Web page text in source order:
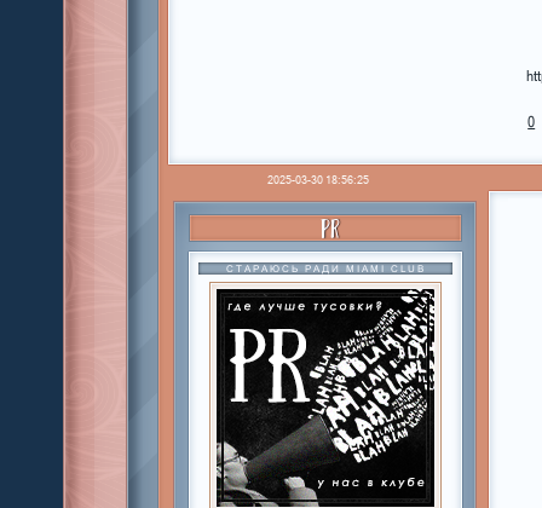
0
2025-03-30 18:56:25
PR
СТАРАЮСЬ РАДИ MIAMI CLUB